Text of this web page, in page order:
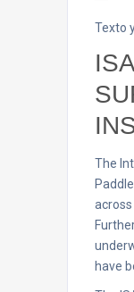
Texto
The
across
have